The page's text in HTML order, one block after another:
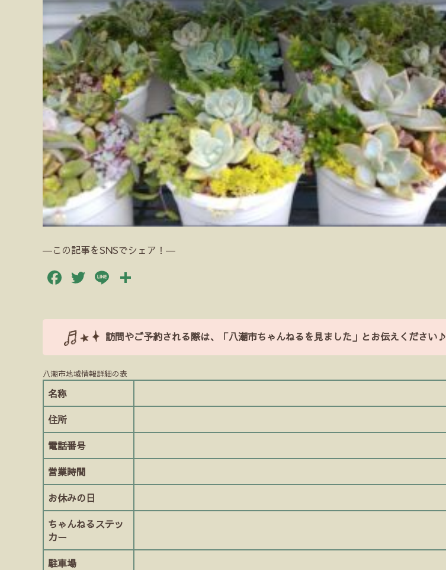
―この記事をSNSでシェア！―
Facebook
Twitter
Line
訪問やご予約される際は、「八潮市ちゃんねるを見ました」とお伝えください♪
八潮市地域情報詳細の表
名称
住所
電話番号
営業時間
お休みの日
ちゃんねるステッ
カー
駐車場